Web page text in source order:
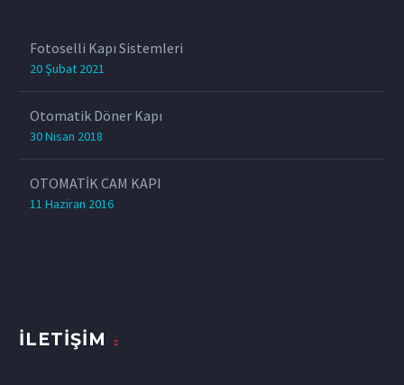
Fotoselli Kapı Sistemleri
20 Şubat 2021
Otomatik Döner Kapı
30 Nisan 2018
OTOMATİK CAM KAPI
11 Haziran 2016
İLETIŞIM